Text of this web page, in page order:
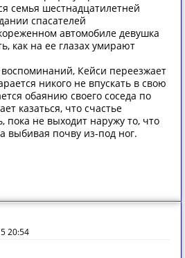
семья шестнадцатилетней
спасателей
автомобиле девушка
как на ее глазах умирают
Кейси переезжает
никого не впускать в свою
обаянию своего соседа по
казаться, что счастье
пока не выходит наружу то, что
выбивая почву из-под ног.
20:54